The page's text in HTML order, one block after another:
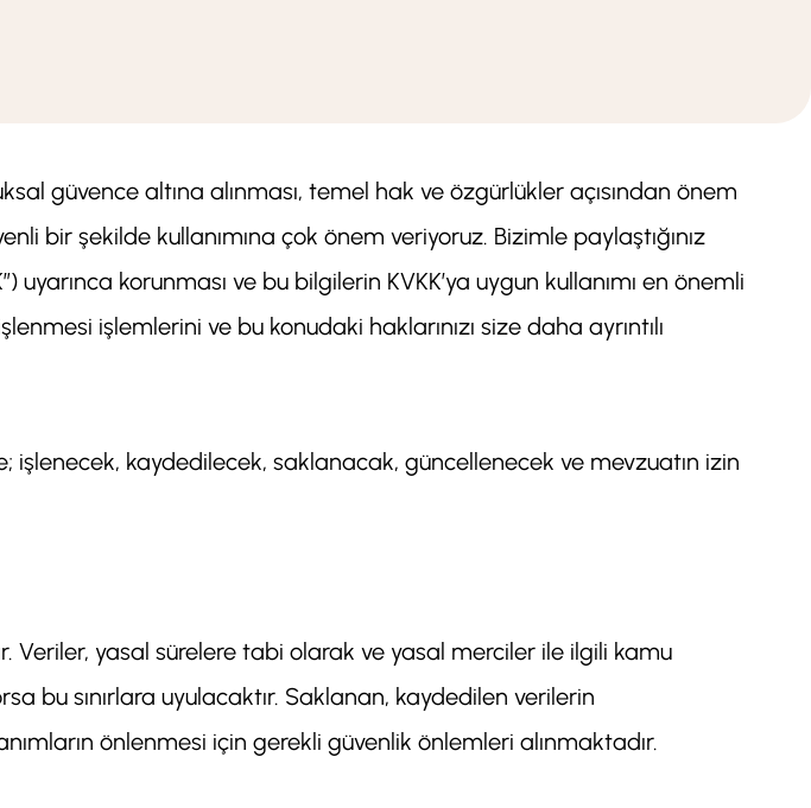
güvence altına alınması, temel hak ve özgürlükler açısından önem
bir şekilde kullanımına çok önem veriyoruz. Bizimle paylaştığınız
uyarınca korunması ve bu bilgilerin KVKK’ya uygun kullanımı en önemli
işlemlerini ve bu konudaki haklarınızı size daha ayrıntılı
işlenecek, kaydedilecek, saklanacak, güncellenecek ve mevzuatın izin
Veriler, yasal sürelere tabi olarak ve yasal merciler ile ilgili kamu
bu sınırlara uyulacaktır. Saklanan, kaydedilen verilerin
önlenmesi için gerekli güvenlik önlemleri alınmaktadır.